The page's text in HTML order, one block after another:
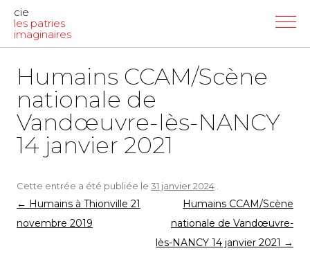
cie
les patries
imaginaires
Humains CCAM/Scène
nationale de
Vandœuvre-lès-NANCY
14 janvier 2021
Cette entrée a été publiée le 31 janvier 2024
Navigation
des
← Humains à Thionville 21
novembre 2019
Humains CCAM/Scène
nationale de Vandœuvre-
lès-NANCY 14 janvier 2021 →